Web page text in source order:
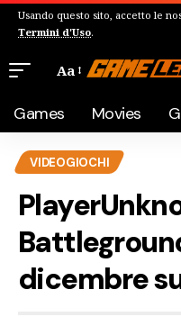
Usando questo sito, accetto le
Termini d'Uso.
Aa
Games Movies
VIDEOGIOCHI
dicembre